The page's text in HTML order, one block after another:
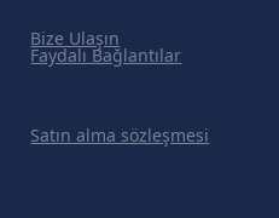
Bize Ulaşın
Faydalı Bağlantılar
Satın alma sözleşmesi